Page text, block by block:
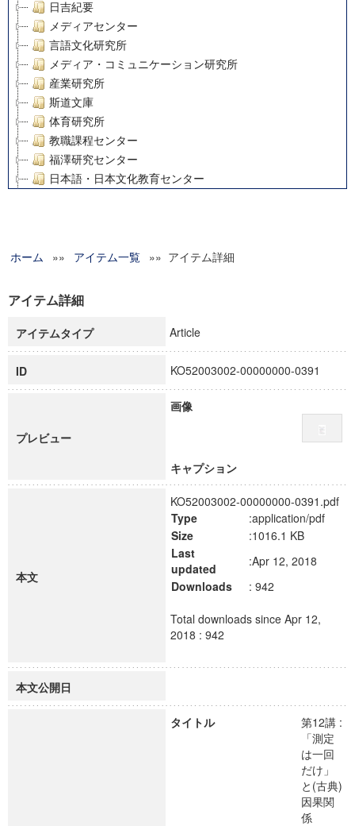
日吉紀要
メディアセンター
言語文化研究所
メディア・コミュニケーション研究所
産業研究所
斯道文庫
体育研究所
教職課程センター
福澤研究センター
日本語・日本文化教育センター
グローバルリサーチインスティテュート
科学研究費補助金研究成果報告書
慶應義塾大学グローバルCOEプログラム市民社会ガバナンス
慶應義塾大学グローバルCOEプログラム論理と感性の先端的
博士課程教育リーディングプログラム「超成熟社会発展のサ
学術雑誌掲載論文等(8)
ホーム »» アイテム一覧 »» アイテム詳細
アイテム詳細
アイテムタイプ Article
ID KO52003002-00000000-0391
プレビュー
画像
キャプション
本文
KO52003002-00000000-0391.pdf
Type
:application/pdf
Size
:1016.1 KB
Last
updated
:Apr 12, 2018
Downloads
: 942
Total downloads since Apr 12,
2018 : 942
本文公開日
タイトル
第12講 :
「測定
は一回
だけ」
と(古典)
因果関
係